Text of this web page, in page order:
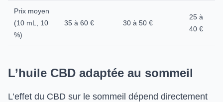
Prix moyen
(10 mL, 10
%)
35 à 60 € 30 à 50 €
25 à
40 €
L’huile CBD adaptée au sommeil
L’effet du CBD sur le sommeil dépend directement